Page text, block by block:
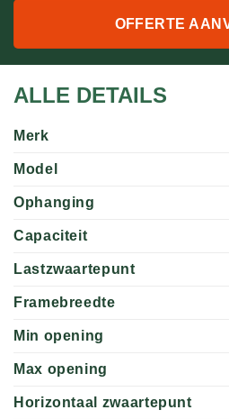
OFFERTE
ALLE DETAILS
Merk
Model
Ophanging
Capaciteit
Lastzwaartepunt
Framebreedte
Min opening
Max opening
Horizontaal zwaartepunt